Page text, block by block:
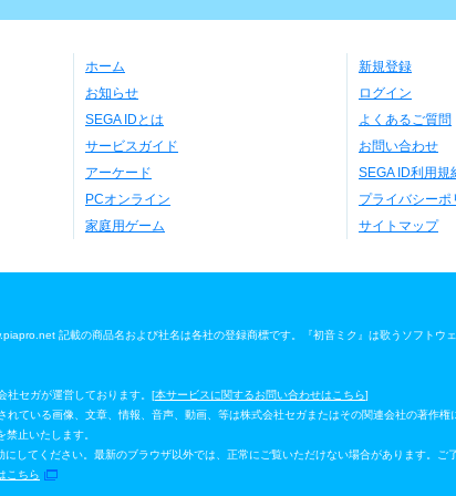
ホーム
お知らせ
SEGA IDとは
サービスガイド
アーケード
PCオンライン
家庭用ゲーム
新規登録
ログイン
よくあるご質問
お問い合わせ
SEGA ID利用規
プライバシーポ
サイトマップ
記載の商品名および社名は各社の登録商標です。『初音ミク』は歌うソフトウ
社セガが運営しております。[本サービスに関するお問い合わせはこちら]
れている画像、文章、情報、音声、動画、等は株式会社セガまたはその関連会社の著作権
止いたします。
してください。最新のブラウザ以外では、正常にご覧いただけない場合があります。ご
こちら